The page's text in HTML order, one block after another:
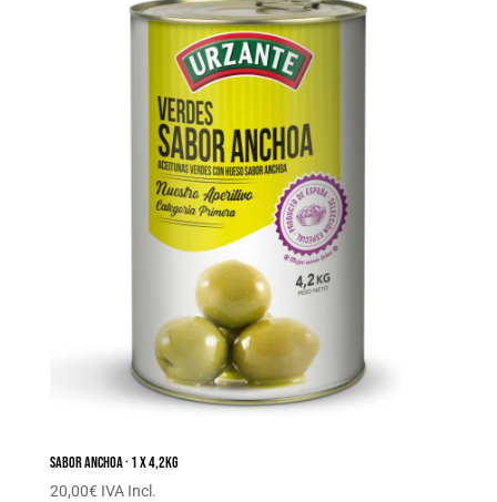
Sabor anchoa · 1 x 4,2KG
20,00€ IVA Incl.